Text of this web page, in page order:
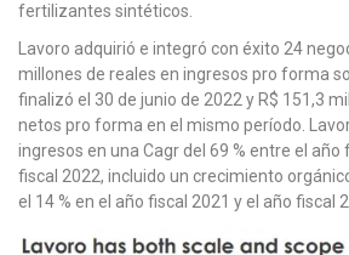
fertilizantes sintéticos.
Lavoro adquirió e integró con éxito 24
millones de reales en ingresos pro forma
finalizó el 30 de junio de 2022 y R$ 151,3
netos pro forma en el mismo período.
ingresos en una Cagr del 69 % entre el año
fiscal 2022, incluido un crecimiento
el 14 % en el año fiscal 2021 y el año fiscal